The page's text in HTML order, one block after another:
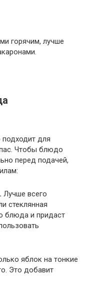
горячим, лучше
для
Чтобы блюдо
перед подачей,
Лучше всего
стеклянная
блюда и придаст
яблок на тонкие
Это добавит